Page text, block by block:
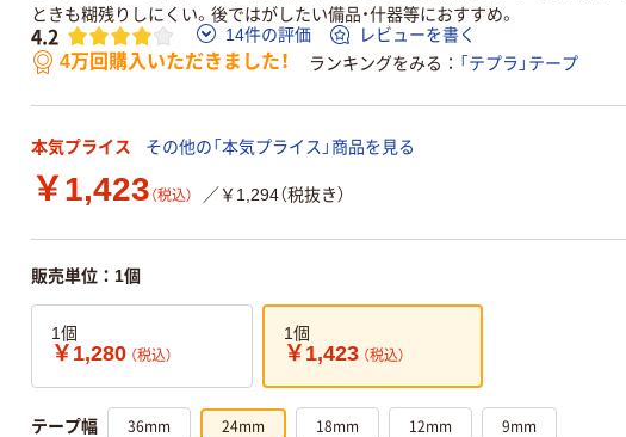
ときも糊残りしにくい。後ではがしたい備品・什器等におすすめ。
4.2 14件の評価 レビューを書く
4万回購入いただきました！ ランキングをみる 「テプラ」テープ
本気プライス その他の「本気プライス」商品を見る
￥1,423 （税込） ／￥1,294（税抜き）
販売単位：1個
1個
￥1,280 （税込）
1個
￥1,423 （税込）
テープ幅 36mm 24mm 18mm 12mm 9mm